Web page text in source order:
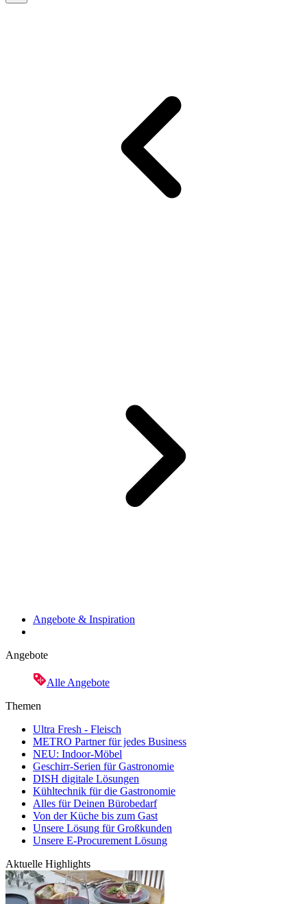
Angebote & Inspiration
Angebote
Alle Angebote
Themen
Ultra Fresh - Fleisch
METRO Partner für jedes Business
NEU: Indoor-Möbel
Geschirr-Serien für Gastronomie
DISH digitale Lösungen
Kühltechnik für die Gastronomie
Alles für Deinen Bürobedarf
Von der Küche bis zum Gast
Unsere Lösung für Großkunden
Unsere E-Procurement Lösung
Aktuelle Highlights